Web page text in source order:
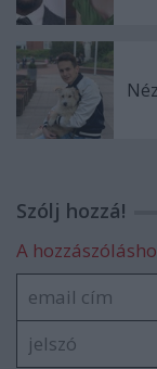
Szólj hozzá!
A